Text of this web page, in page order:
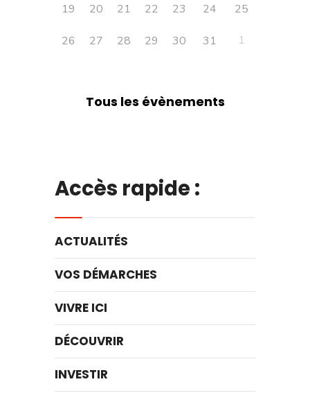
19 20 21 22 23 24 25
26 27 28 29 30 31 1
Tous les évènements
Accès rapide :
ACTUALITÉS
VOS DÉMARCHES
VIVRE ICI
DÉCOUVRIR
INVESTIR